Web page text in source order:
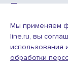
Проекты
Карьера
Условия
Мы применяем
line.ru, вы
использования
обработки